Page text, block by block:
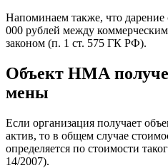
Напоминаем также, что
000 рублей между
законом (п. 1 ст. 575 ГК РФ).
Объект НМА
мены
Если организация получает
актив, то в общем случае
определяется по стоимости
14/2007).